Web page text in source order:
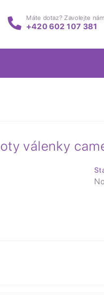
Máte dotaz? Zavolejte nám
+420 602 107 381
válenky